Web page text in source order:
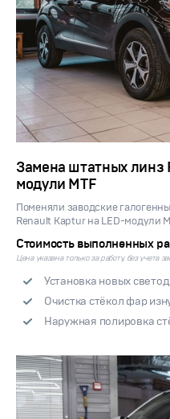
Замена штатных линз
модули MTF
Поменяли заводские
Renault Kaptur на LED-модули
Стоимость выполненных
Цена указана только за работу, без учета
Установка новых
Очистка стёкол фар
Наружная полировка